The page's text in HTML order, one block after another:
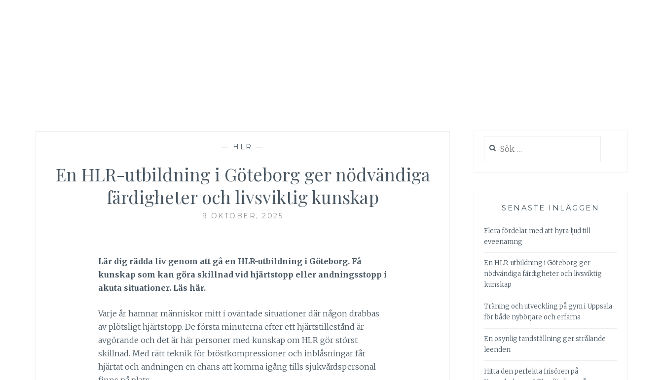
— HLR —
En HLR-utbildning i Göteborg ger nödvändiga
färdigheter och livsviktig kunskap
9 OKTOBER, 2025
Lär dig rädda liv genom att gå en HLR-utbildning i Göteborg. Få
kunskap som kan göra skillnad vid hjärtstopp eller andningsstopp i
akuta situationer. Läs här.
Varje år hamnar människor mitt i oväntade situationer där någon drabbas
av plötsligt hjärtstopp. De första minuterna efter ett hjärtstillestånd är
avgörande och det är här personer med kunskap om HLR gör störst
skillnad. Med rätt teknik för bröstkompressioner och inblåsningar får
hjärtat och andningen en chans att komma igång tills sjukvårdspersonal
efter:
SENASTE INLÄGGEN
Flera fördelar med att hyra ljud till
eveenamng
En HLR-utbildning i Göteborg ger
nödvändiga färdigheter och livsviktig
kunskap
Träning och utveckling på gym i Uppsala
för både nybörjare och erfarna
En osynlig tandställning ger strålande
leenden
Hitta den perfekta frisören på